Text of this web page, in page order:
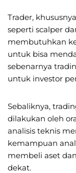
Trader,
seperti scalper
membutuhkan
untuk bisa
sebenarnya
untuk investor
Sebaliknya,
dilakukan oleh
analisis teknis
kemampuan
membeli aset
dekat.